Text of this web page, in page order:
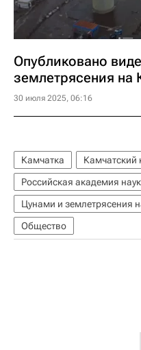
Опубликовано
землетрясения на
30 июля 2025, 06:16
Камчатка Камчатский
Российская академия наук
Общество